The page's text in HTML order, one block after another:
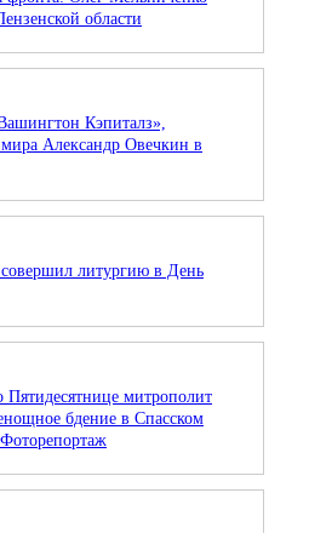
области
Кэпиталз»,
Александр Овечкин в
литургию в День
митрополит
бдение в Спасском